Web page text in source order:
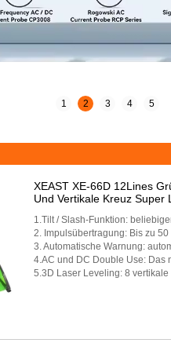
1 2 3 4 5
XEAST XE-66D 12Lines
Und Vertikale Kreuz
1.Tilt / Slash-Funktion:
2. Impulsübertragung: Bis zu
3. Automatische Warnung:
4.AC und DC Double Use: Das
5.3D Laser Leveling: 8